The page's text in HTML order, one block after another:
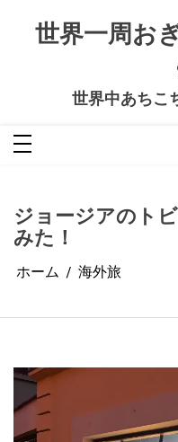
世界一周お
世界中あちこ
ジョージアのト
みた！
ホーム 海外旅